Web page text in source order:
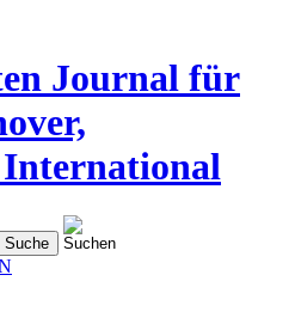
Journal für